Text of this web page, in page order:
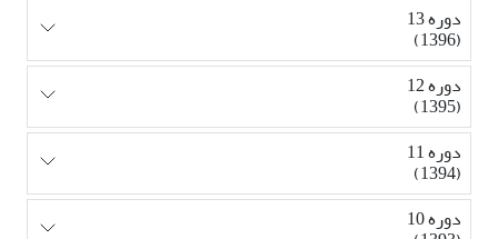
دوره 13
(1396)
دوره 12
(1395)
دوره 11
(1394)
دوره 10